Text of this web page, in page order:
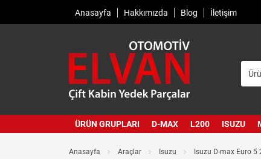
Anasayfa Hakkımızda Blog İletişim
ÜRÜN GRUPLARI D-MAX L200 ISUZU
Anasayfa Araçlar Isuzu Isuzu D-max Euro